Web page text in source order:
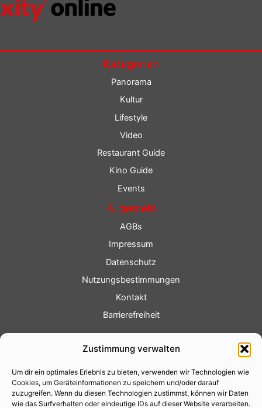
Zustimmung verwalten
Um dir ein optimales Erlebnis zu bieten, verwenden wir Technologien wie
Cookies, um Geräteinformationen zu speichern und/oder darauf
zuzugreifen. Wenn du diesen Technologien zustimmst, können wir Daten
wie das Surfverhalten oder eindeutige IDs auf dieser Website verarbeiten.
Kategorien
Panorama
Kultur
Lifestyle
Video
Restaurant Guide
Kino Guide
Events
Allgemein
AGBs
Impressum
Datenschutz
Nutzungsbestimmungen
Kontakt
Barrierefreiheit
Fotoservice
Videoservice
Werbung